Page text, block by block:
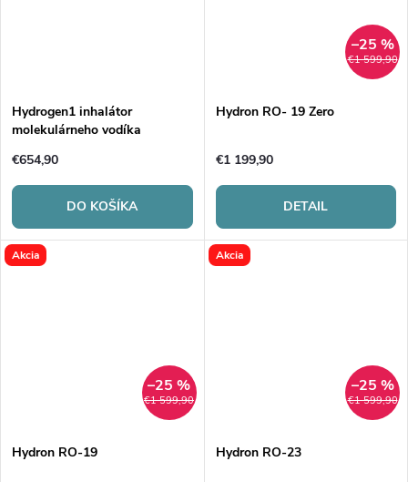
Hydrogen1 inhalátor
molekulárneho vodíka
€654,90
DO KOŠÍKA
€1 599,90
–25 %
Hydron RO- 19 Zero
€1 199,90
DETAIL
Akcia
€1 599,90
–25 %
Hydron RO-19
Akcia
€1 599,90
–25 %
Hydron RO-23